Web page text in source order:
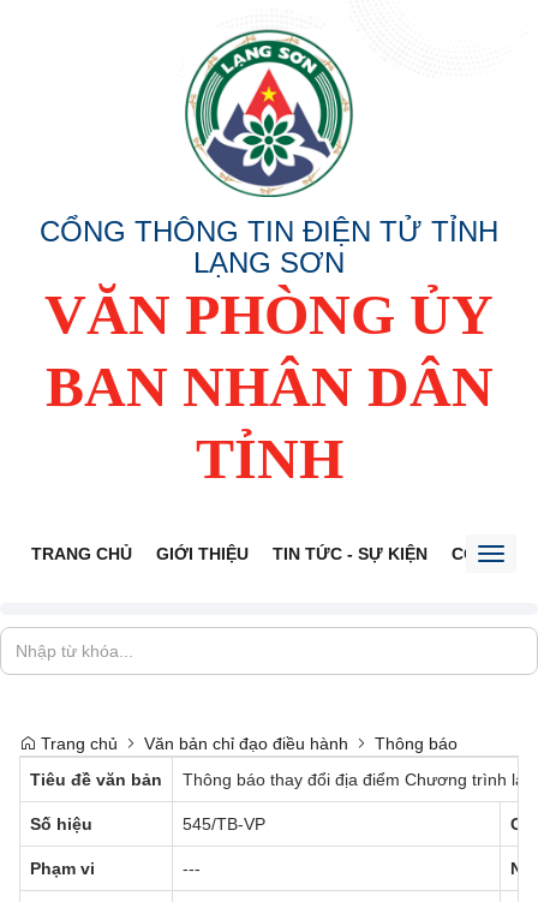
CỔNG THÔNG TIN ĐIỆN TỬ TỈNH
LẠNG SƠN
VĂN PHÒNG ỦY
BAN NHÂN DÂN
TỈNH
TRANG CHỦ GIỚI THIỆU TIN TỨC - SỰ KIỆN CỔNG
Trang chủ Văn bản chỉ đạo điều hành
Thông báo
Tiêu đề văn bản
Thông báo thay đổi địa điểm Chương trình
Số hiệu 545/TB-VP Cơ
Phạm vi ---